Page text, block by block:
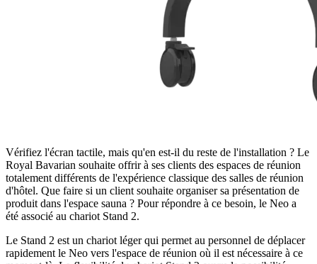
Vérifiez l'écran tactile, mais qu'en est-il du reste de l'installation ? Le
Royal Bavarian souhaite offrir à ses clients des espaces de réunion
totalement différents de l'expérience classique des salles de réunion
d'hôtel. Que faire si un client souhaite organiser sa présentation de
produit dans l'espace sauna ? Pour répondre à ce besoin, le Neo a
été associé au chariot Stand 2.
Le Stand 2 est un chariot léger qui permet au personnel de déplacer
rapidement le Neo vers l'espace de réunion où il est nécessaire à ce